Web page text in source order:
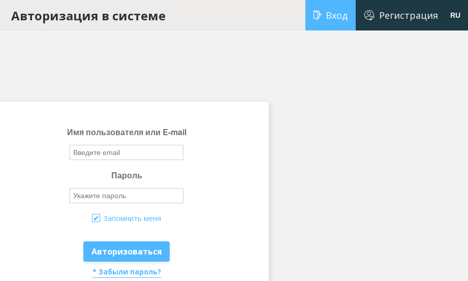
Авторизация в системе Вход Регистрация RU
Имя пользователя или E-mail
Пароль
Запомнить меня
Авторизоваться
* Забыли пароль?